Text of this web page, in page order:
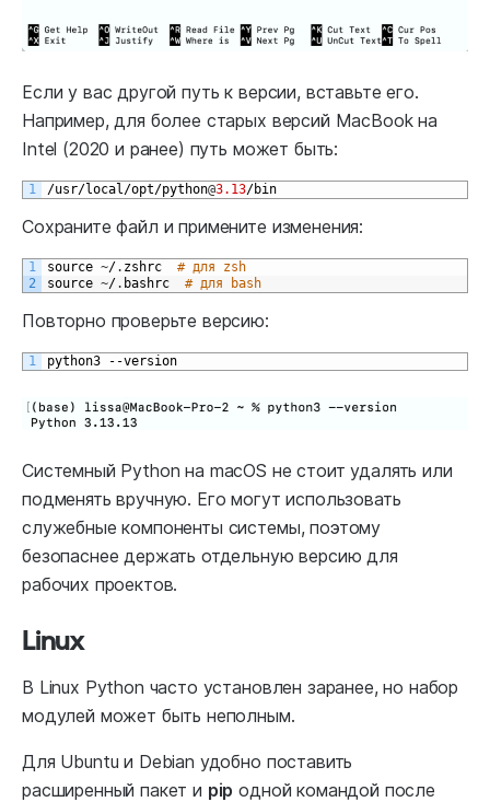
Если у вас другой путь к версии, вставьте его.
Например, для более старых версий MacBook на
Intel (2020 и ранее) путь может быть:
1 /usr/local/opt/python@3.13/bin
Сохраните файл и примените изменения:
1
2
source ~/. zshrc
# для zsh
source ~/. bashrc # для bash
Повторно проверьте версию:
1 python3 --version
Системный Python на macOS не стоит удалять или
подменять вручную. Его могут использовать
служебные компоненты системы, поэтому
безопаснее держать отдельную версию для
рабочих проектов.
Linux
В Linux Python часто установлен заранее, но набор
модулей может быть неполным.
Для Ubuntu и Debian удобно поставить
расширенный пакет и pip одной командой после